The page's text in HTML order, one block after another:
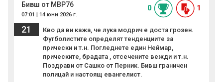
Бивш от МВР76
07:01 | 14 юни 2026 г.
0 1
21
Кво да ви кажа, че лука модрич е доста грозен.
Футболистите определят тенденциите за
прически и т.н. Погледнете един Неймар,
прическите, брадата , отсечените вежди и т.н.
Поздрави от Сашко от Перник. Бивш граничен
полицай и настоящ евангелист.